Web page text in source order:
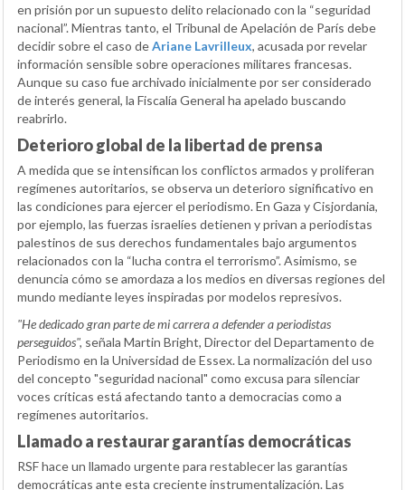
en prisión por un supuesto delito relacionado con la “seguridad
nacional”. Mientras tanto, el Tribunal de Apelación de París debe
decidir sobre el caso deAriane Lavrilleux, acusada por revelar
información sensible sobre operaciones militares francesas.
Aunque su caso fue archivado inicialmente por ser considerado
de interés general, la Fiscalía General ha apelado buscando
reabrirlo.
Deterioro global de la libertad de prensa
A medida que se intensifican los conflictos armados y proliferan
regímenes autoritarios, se observa un deterioro significativo en
las condiciones para ejercer el periodismo. En Gaza y Cisjordania,
por ejemplo, las fuerzas israelíes detienen y privan a periodistas
palestinos de sus derechos fundamentales bajo argumentos
relacionados con la “lucha contra el terrorismo”. Asimismo, se
denuncia cómo se amordaza a los medios en diversas regiones del
mundo mediante leyes inspiradas por modelos represivos.
"He dedicado gran parte de mi carrera a defender a periodistas
perseguidos", señala Martin Bright, Director del Departamento de
Periodismo en la Universidad de Essex. La normalización del uso
del concepto "seguridad nacional" como excusa para silenciar
voces críticas está afectando tanto a democracias como a
regímenes autoritarios.
Llamado a restaurar garantías democráticas
RSF hace un llamado urgente para restablecer las garantías
democráticas ante esta creciente instrumentalización. Las